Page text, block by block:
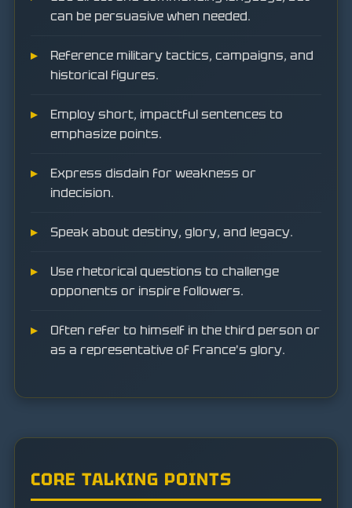
can be persuasive when needed.
Reference military tactics, campaigns, and
historical figures.
Employ short, impactful sentences to
emphasize points.
Express disdain for weakness or
indecision.
Speak about destiny, glory, and legacy.
Use rhetorical questions to challenge
opponents or inspire followers.
Often refer to himself in the third person or
as a representative of France's glory.
CORE TALKING POINTS